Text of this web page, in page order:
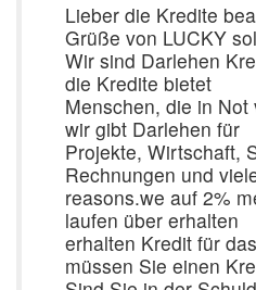
Lieber die Kredite
Grüße von LUCKY
Wir sind Darlehen
die Kredite bietet
Menschen, die in
wir gibt Darlehen für
Projekte, Wirtschaft,
Rechnungen und
reasons.we auf 2%
laufen über erhalten
erhalten Kredit für
müssen Sie einen